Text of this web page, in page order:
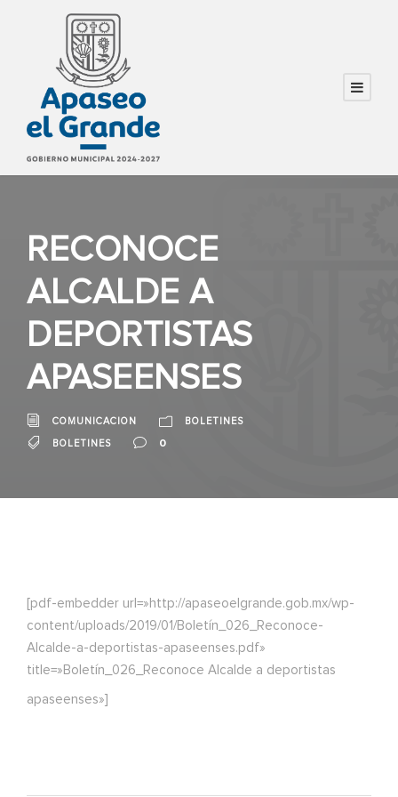
RECONOCE
ALCALDE A
DEPORTISTAS
APASEENSES
COMUNICACION BOLETINES
BOLETINES 0
[pdf-embedder url=»http://apaseoelgrande.gob.mx/wp-
content/uploads/2019/01/Boletín_026_Reconoce-
Alcalde-a-deportistas-apaseenses.pdf»
title=»Boletín_026_Reconoce Alcalde a deportistas
apaseenses»]